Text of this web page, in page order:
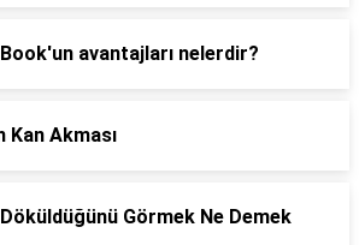
avantajları nelerdir?
Kan Akması
Görmek Ne Demek